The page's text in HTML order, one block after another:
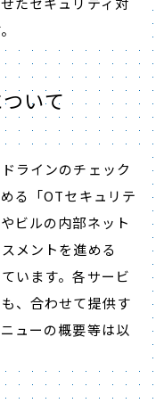
いて
ラインのチェック
る「OTセキュリテ
ビルの内部ネット
メントを進める
います。各サービ
、合わせて提供す
ューの概要等は以